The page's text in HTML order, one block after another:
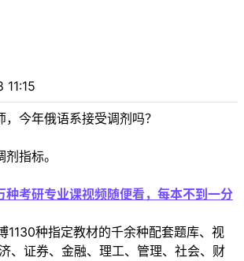
，今年俄语系接受调剂吗？
指标。
种考研专业课视频随便看，每本不到一分
1130种指定教材的千余种配套题库、视
、证券、金融、理工、管理、社会、财